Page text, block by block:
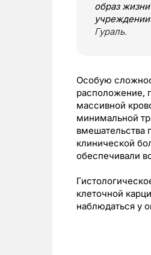
образ
учреждении
Гураль.
Особую
расположение,
массивной
минимальной
вмешательства
клинической
обеспечивали
клеточной
наблюдаться у